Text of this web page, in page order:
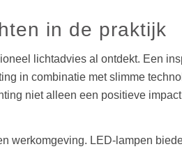
in de praktijk
lichtadvies al ontdekt. Een
in combinatie met slimme
niet alleen een positieve
werkomgeving. LED-lampen